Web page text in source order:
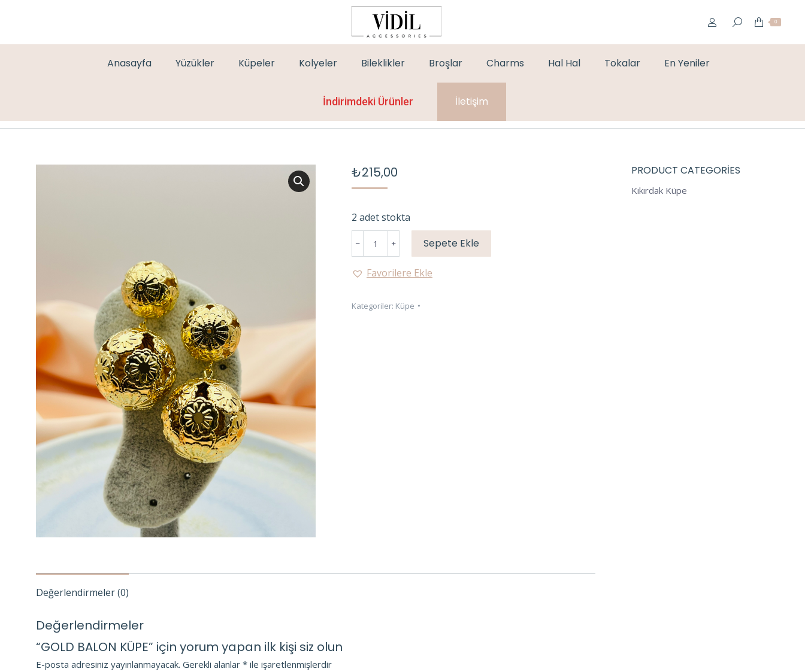
0
Anasayfa Yüzükler Küpeler Kolyeler Bileklikler Broşlar Charms Hal Hal Tokalar En Yeniler
İndirimdeki Ürünler İletişim
₺215,00
2 adet stokta
BALON
adet
Sepete Ekle
Favorilere Ekle
Kategoriler: Küpe
Değerlendirmeler (0)
Değerlendirmeler
“GOLD BALON KÜPE” için yorum yapan ilk kişi siz olun
E-posta adresiniz yayınlanmayacak. Gerekli alanlar * ile işaretlenmişlerdir
PRODUCT CATEGORIES
Kıkırdak Küpe